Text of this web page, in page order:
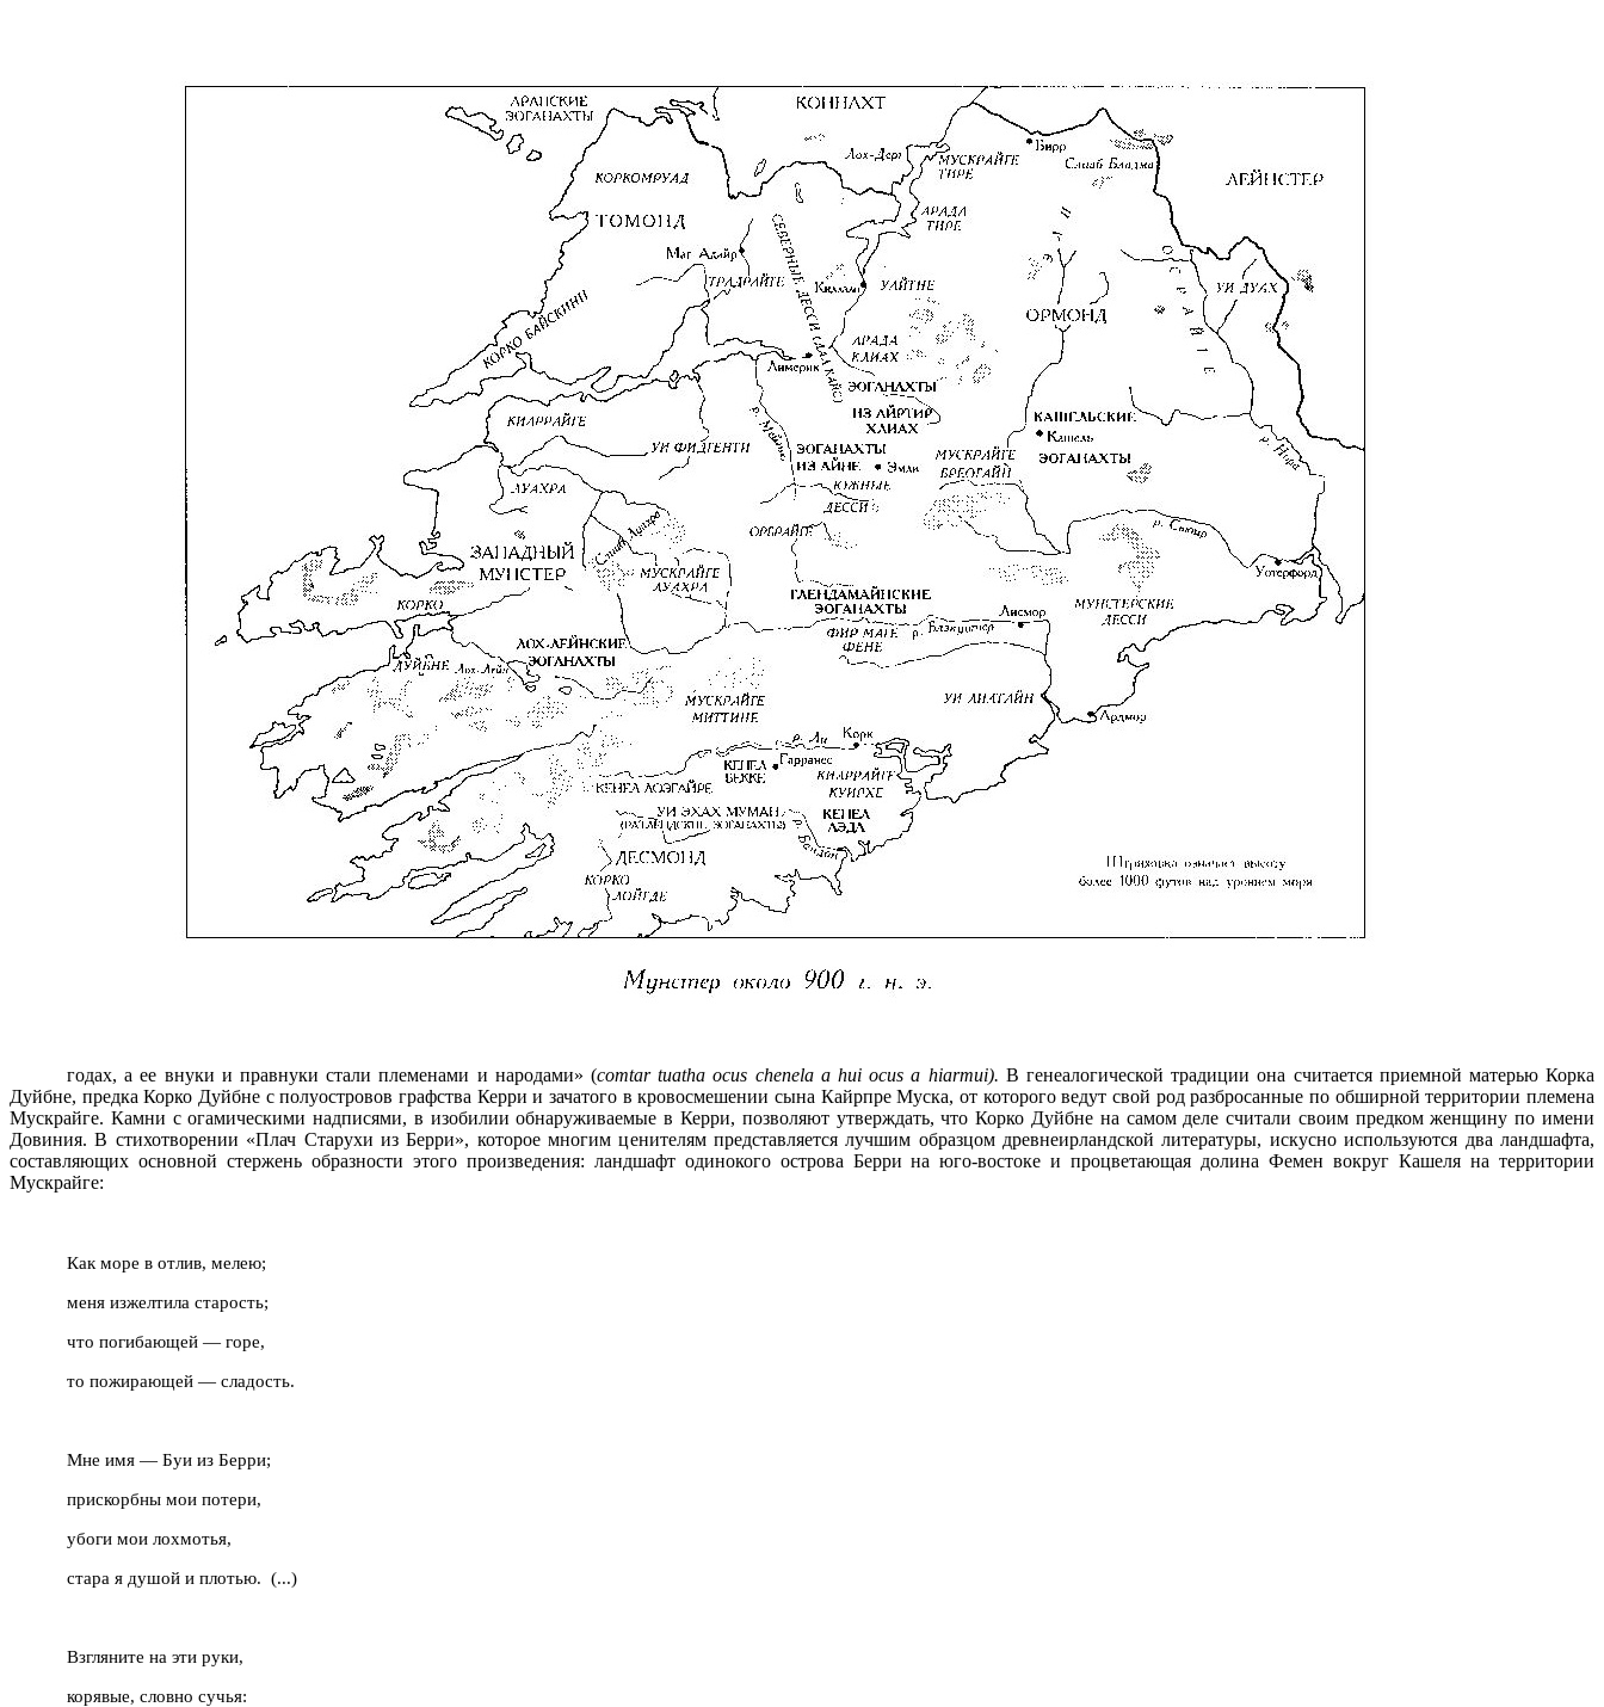
годах, а ее внуки и правнуки стали племенами и народами» (comtar tuatha ocus chenela a hui ocus a hiarmui). В генеалогической традиции она считается приемной матерью Корка
Дуйбне, предка Корко Дуйбне с полуостровов графства Керри и зачатого в кровосмешении сына Кайрпре Муска, от которого ведут свой род разбросанные по обширной территории племена
Мускрайге. Камни с огамическими надписями, в изобилии обна­руживаемые в Керри, позволяют утверждать, что Корко Дуйбне на самом деле считали своим предком женщину по имени
Довиния. В стихотворе­нии «Плач Старухи из Берри», которое многим ценителям представляется лучшим образцом древнеирландской литературы, искусно используются два ландшафта,
составляющих основной стержень образности этого про­изведения: ландшафт одинокого острова Берри на юго-востоке и процве­тающая долинаФемен вокруг Кашеля на территории
Мускрайге:
Как море в отлив, мелею;
меня изжелтила старость;
что погибающей — горе,
то пожирающей — сладость.
Мне имя — Буи из Берри;
прискорбны мои потери,
убоги мои лохмотья,
стара я душой и плотью. (...)
Взгляните на эти руки,
корявые, словно сучья: